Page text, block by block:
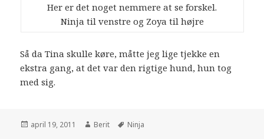
Her er det noget nemmere at se forskel.
Ninja til venstre og Zoya til højre
Så da Tina skulle køre, måtte jeg lige tjekke en
ekstra gang, at det var den rigtige hund, hun tog
med sig.
april 19, 2011 Berit Ninja